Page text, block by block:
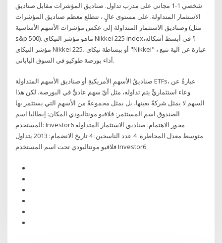
شخصي 1-1 مجاني على مدرب تداول. صناديق المؤشرات مقابل صناديق
الاستثمار المتداولة. على مستوى عالٍ ، تتطلع معظم صناديق المؤشرات
وصناديق الاستثمار المتداولة إلى عكس مؤشرات الأسهم الأساسية (مثل
s&p 500). ماهو مؤشر النيكاي Nikkei 225 index؟ في أبسط أشكاله،
مؤشر النيكاي Nikkei 225، أو ببساطة نيكاي "Nikkei" ، عبارة عن آلية تتبع
أداء بورصة طوكيو في السوق الياباني.
صناديقُ الأسهمِ الأمريكيةِ أو صناديق الأسهم المتداولة ETFs، عبارةٌ عن
وعاء استثماريٍّ يتم تداوله، مثل أيّ سهم عاديٍّ في البورصة، لكن هذا
السهم لا يمثل شركةً بعينها، بل يمثل مجموعةً من الأسهمِ التي يستثمر بها
الصندوق اسم المستثمر: فلافيو مونتالبودي المكان: إيطاليا اسم
المستخدم: Investor6 محور الاهتمام: صناديق الاستثمار المتداولة
متوسط معدل المخاطرة: 4 عدد الناسخين: 4 تاريخ الانضمام: 2013 يتداول
فلافيو مونتالبودي تحت اسم المستخدم Investor6